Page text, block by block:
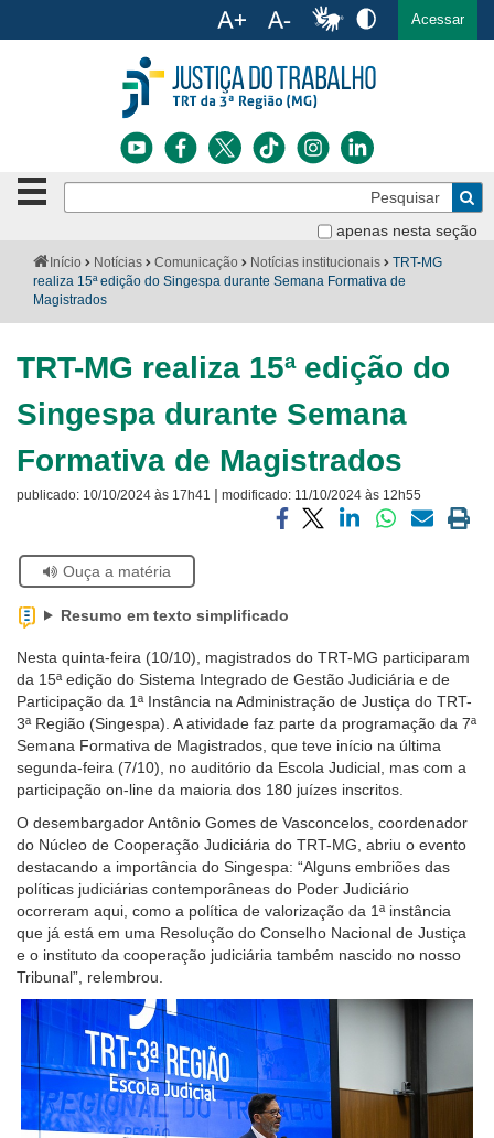
Ir para o menu Ir para a busca Ir para o rodapé
Acessar
apenas nesta seção
Botão
de
clique
para
fechar
menu
Notícias
Jurisprudência
Transparência
Contato
Você
está
aqui:
Início Notícias Comunicação Notícias institucionais
TRT-MG
realiza 15ª edição do Singespa durante Semana Formativa de
Magistrados
TRT-MG realiza 15ª edição do
Singespa durante Semana
Formativa de Magistrados
publicado: 10/10/2024 às 17h41 | modificado: 11/10/2024 às 12h55
Se
estiver
usando
leitor
de
tela,
ignore
este
botão.
Ele
é
recurso
de
acessibilidade
para
pessoas
com
baixa
visão.
Ouça a matéria
Resumo em texto simplificado
Nesta quinta-feira (10/10), magistrados do TRT-MG participaram
da 15ª edição do Sistema Integrado de Gestão Judiciária e de
Participação da 1ª Instância na Administração de Justiça do TRT-
3ª Região (Singespa). A atividade faz parte da programação da 7ª
Semana Formativa de Magistrados, que teve início na última
segunda-feira (7/10), no auditório da Escola Judicial, mas com a
participação on-line da maioria dos 180 juízes inscritos.
O desembargador Antônio Gomes de Vasconcelos, coordenador
do Núcleo de Cooperação Judiciária do TRT-MG, abriu o evento
destacando a importância do Singespa: “Alguns embriões das
políticas judiciárias contemporâneas do Poder Judiciário
ocorreram aqui, como a política de valorização da 1ª instância
que já está em uma Resolução do Conselho Nacional de Justiça
e o instituto da cooperação judiciária também nascido no nosso
Tribunal”, relembrou.